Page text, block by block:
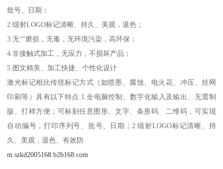
批号、日期；
2.镭射LOGO标记清晰、持久、美观，退色；
3.无“”磨损，无毒，无环境污染，高环保；
4.非接触式加工，无应力，不损坏产品；
5.图文精美、加工快捷、个性化设计
激光标记相比传统标记方式（如喷墨、腐蚀、电火花、冲压、丝网
印刷等）具有以下特点:1.全电脑控制、数字化输入及输出、无需制
版、打样方便；可标刻任意图形、文字、条形码、二维码，可实现
自动编号，打印序列号、批号、日期；2.镭射LOGO标记清晰、持
久、美观，退色、有效防
m.szkd2005168.b2b168.com